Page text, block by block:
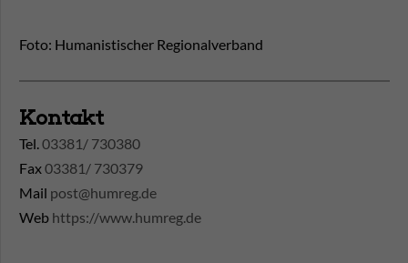
Foto: Humanistischer Regionalverband
Kontakt
Tel.03381/ 730380
Fax03381/ 730379
Mail post@humreg.de
Web https://www.humreg.de